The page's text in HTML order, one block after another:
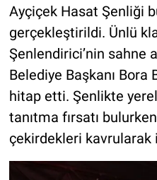
Ayçiçek Hasat Şenliği
gerçekleştirildi. Ünlü
Şenlendirici’nin sahne
Belediye Başkanı Bora
hitap etti. Şenlikte
tanıtma fırsatı
çekirdekleri kavrularak